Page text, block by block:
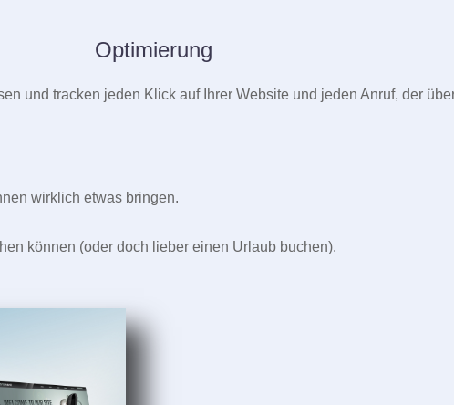
Optimierung
und tracken jeden Klick auf Ihrer Website und jeden Anruf, der
wirklich etwas bringen.
können (oder doch lieber einen Urlaub buchen).